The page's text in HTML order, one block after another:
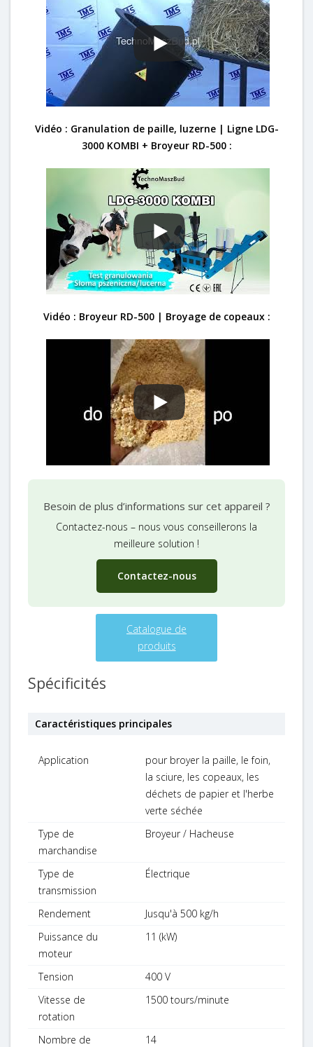
Vidéo : Granulation de paille, luzerne | Ligne LDG-
3000 KOMBI + Broyeur RD-500 :
Vidéo : Broyeur RD-500 | Broyage de copeaux :
Besoin de plus d’informations sur cet appareil ?
Contactez-nous – nous vous conseillerons la
meilleure solution !
Contactez-nous
Catalogue de
produits
Spécificités
Caractéristiques principales
Application
pour broyer la paille, le foin,
la sciure, les copeaux, les
déchets de papier et l'herbe
verte séchée
Type de
marchandise
Broyeur / Hacheuse
Type de
transmission
Électrique
Rendement
Jusqu'à 500 kg/h
Puissance du
moteur
11 (kW)
Tension
400 V
Vitesse de
rotation
1500 tours/minute
Nombre de
14